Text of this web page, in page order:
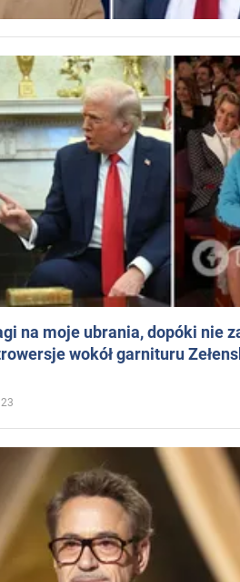
na moje ubrania, dopóki nie
wokół garnituru
23